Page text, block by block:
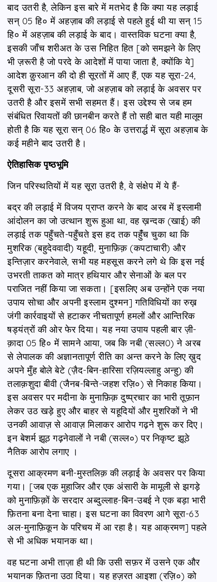
बाद उतरी है, लेकिन इस बारे में मतभेद है कि क्या यह लड़ाई
सन् 05 हि० में अहज़ाब की लड़ाई से पहले हुई थी या सन् 15
हि० में अहज़ाब की लड़ाई के बाद। वास्तविक घटना क्या है,
इसकी जाँच शरीअत के उस निहित हित [को समझने के लिए
भी ज़रूरी है जो परदे के आदेशों में पाया जाता है, क्योंकि ये]
आदेश क़ुरआन की दो ही सूरतों में आए हैं, एक यह सूरा-24,
दूसरी सूरा-33 अहज़ाब, जो अहज़ाब को लड़ाई के अवसर पर
उतरी है और इसमें सभी सहमत हैं। इस उद्देश्य से जब हम
संबंधित रिवायतों की छानबीन करते हैं तो सही बात यही मालूम
होती है कि यह सूरा सन् 06 हि० के उत्तरार्द्ध में सूरा अहज़ाब के
कई महीने बाद उतरी है।
ऐतिहासिक पृष्ठभूमि
जिन परिस्थतियों में यह सूरा उतरी है, वे संक्षेप में ये हैं-
बद्र की लड़ाई में विजय प्राप्त करने के बाद अरब में इस्लामी
आंदोलन का जो उत्थान शुरू हुआ था, वह ख़न्दक (खाई) की
लड़ाई तक पहुँचते-पहुँचते इस हद तक पहुंँच चुका था कि
मुशरिक (बहुदेववादी) यहूदी, मुनाफ़िक़ (कपटाचारी) और
इन्तिज़ार करनेवाले, सभी यह महसूस करने लगे थे कि इस नई
उभरती ताकत को मात्र हथियार और सेनाओं के बल पर
पराजित नहीं किया जा सकता। [इसलिए अब उन्होंने एक नया
उपाय सोचा और अपनी इस्लाम दुश्मन] गतिविधियों का रुख़
जंगी कार्रवाइयों से हटाकर नीचतापूर्ण हमलों और आन्तिरिक
षड्‍यंत्रों की ओर फेर दिया। यह नया उपाय पहली बार ज़ी-
क़ादा 05 हि० में सामने आया, जब कि नबी (सल्ल0) ने अरब
से लेपालक की अज्ञानतापूर्ण रीति का अन्त करने के लिए ख़ुद
अपने मुँह बोले बेटे (ज़ैद-बिन-हारिसा रज़ियल्लाहु अन्हु) की
तलाक़शुदा बीवी (जैनब-बिन्ते-जहश रज़ि०) से निकाह किया।
इस अवसर पर मदीना के मुनाफ़िक़ दुष्प्रचार का भारी तूफ़ान
लेकर उठ खड़े हुए और बाहर से यहूदियों और मुशरिकों ने भी
उनकी आवाज़ से आवाज़ मिलाकर आरोप गढ़ने शुरू कर दिए।
इन बेशर्म झूठ गढ़नेवालों ने नबी (सल्ल०) पर निकृष्ट झूठे
नैतिक आरोप लगाए ।
दूसरा आक्रमण बनी-मुस्तलिक़ की लड़ाई के अवसर पर किया
गया। [जब एक मुहाजिर और एक अंसारी के मामूली से झगड़े
को मुनाफ़िक़ों के सरदार अब्दुल्लाह-बिन-उबई ने एक बड़ा भारी
फ़ितना बना देना चाहा। इस घटना का विवरण आगे सूरा-63
अल-मुनाफ़िकून के परिचय में आ रहा है। यह आक्रमण] पहले
से भी अधिक भयानक था।
वह घटना अभी ताज़ा ही थी कि उसी सफ़र में उसने एक और
भयानक फ़ितना उठा दिया। यह हज़रत आइशा (रज़ि०) को